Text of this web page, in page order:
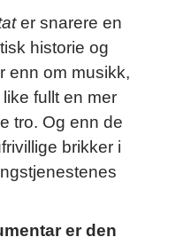
er snarere en
historie og
enn om musikk,
fullt en mer
tro. Og enn de
brikker i
er den